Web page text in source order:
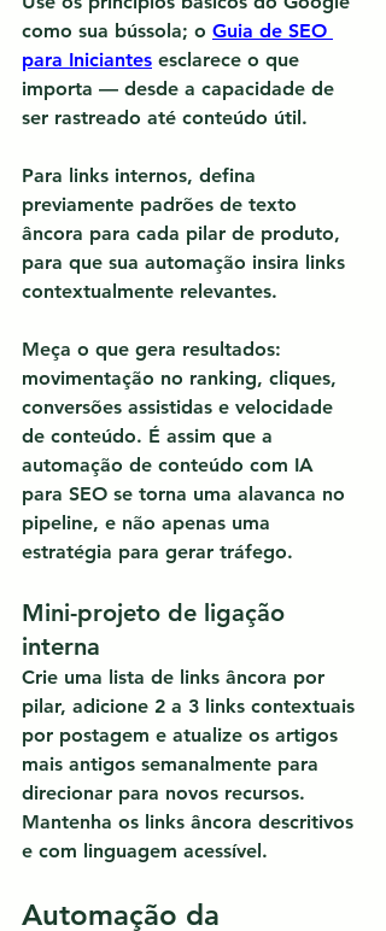
como sua bússola; o Guia de SEO
para Iniciantes esclarece o que
importa — desde a capacidade de
ser rastreado até conteúdo útil.
Para links internos, defina
previamente padrões de texto
âncora para cada pilar de produto,
para que sua automação insira links
contextualmente relevantes.
Meça o que gera resultados:
movimentação no ranking, cliques,
conversões assistidas e velocidade
de conteúdo. É assim que a
automação de conteúdo com IA
para SEO se torna uma alavanca no
pipeline, e não apenas uma
estratégia para gerar tráfego.
Mini-projeto de ligação
interna
Crie uma lista de links âncora por
pilar, adicione 2 a 3 links contextuais
por postagem e atualize os artigos
mais antigos semanalmente para
direcionar para novos recursos.
Mantenha os links âncora descritivos
e com linguagem acessível.
Automação da